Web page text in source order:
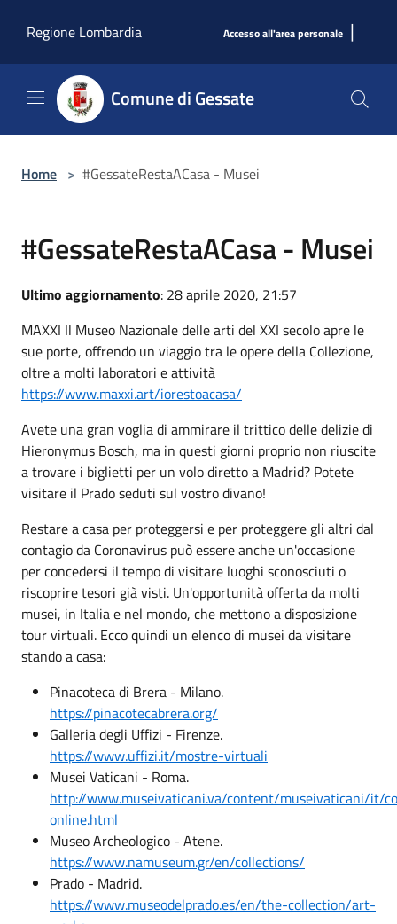
Regione Lombardia
Accesso all'area personale |
Comune di Gessate
Home > #GessateRestaACasa - Musei
#GessateRestaACasa - Musei
Ultimo aggiornamento: 28 aprile 2020, 21:57
MAXXI Il Museo Nazionale delle arti del XXI secolo apre le
sue porte, offrendo un viaggio tra le opere della Collezione,
oltre a molti laboratori e attività
https://www.maxxi.art/iorestoacasa/
Avete una gran voglia di ammirare il trittico delle delizie di
Hieronymus Bosch, ma in questi giorni proprio non riuscite
a trovare i biglietti per un volo diretto a Madrid? Potete
visitare il Prado seduti sul vostro divano!
Restare a casa per proteggersi e per proteggere gli altri dal
contagio da Coronavirus può essere anche un'occasione
per concedersi il tempo di visitare luoghi sconosciuti o
riscoprire tesori già visti. Un'opportunità offerta da molti
musei, in Italia e nel mondo, che mettono a disposizione
tour virtuali. Ecco quindi un elenco di musei da visitare
stando a casa:
Pinacoteca di Brera - Milano.
https://pinacotecabrera.org/
Galleria degli Uffizi - Firenze.
https://www.uffizi.it/mostre-virtuali
Musei Vaticani - Roma.
http://www.museivaticani.va/content/museivaticani/it/
online.html
Museo Archeologico - Atene.
https://www.namuseum.gr/en/collections/
Prado - Madrid.
https://www.museodelprado.es/en/the-collection/art-